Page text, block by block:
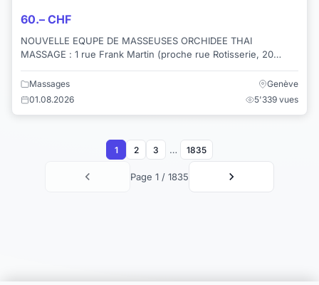
60.– CHF
NOUVELLE EQUPE DE MASSEUSES ORCHIDEE THAI
MASSAGE : 1 rue Frank Martin (proche rue Rotisserie, 20
Massages
Genève
01.08.2026
5'339 vues
Page 1 / 1835
1 2 3 … 1835